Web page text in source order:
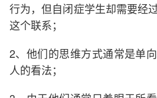
行为，但自闭症学生却需要经
这个联系；
2、他们的思维方式通常是单
人的看法；